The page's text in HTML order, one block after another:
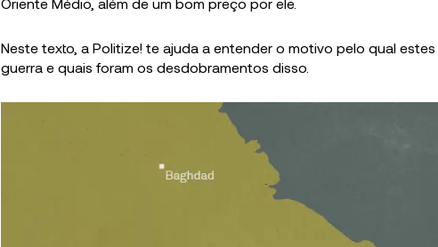
Neste texto, a Politize! te ajuda a entender o motivo pelo qual
guerra e quais foram os desdobramentos disso.